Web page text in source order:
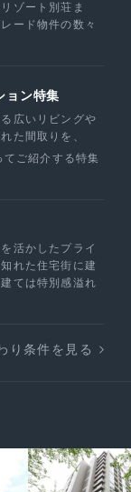
ゾート別荘ま
ード物件の数々
ョン特集
広いリビングや
た間取りを、
てご紹介する特集
活かしたプライ
れた住宅街に建
ては特別感溢れ
り条件を見る